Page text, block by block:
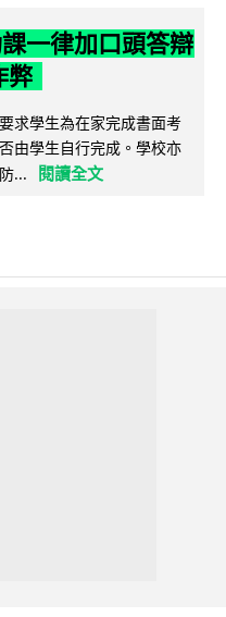
一律加口頭答辯
弊
求學生為在家完成書面考
由學生自行完成。學校亦
...
閱讀全文